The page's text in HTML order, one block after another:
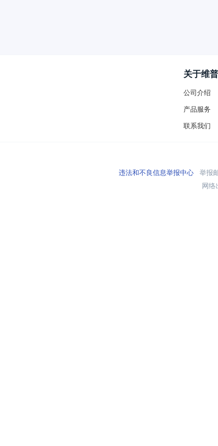
关于维普
公司介绍
产品服务
联系我们
违法和不良信息举报中心举报
网